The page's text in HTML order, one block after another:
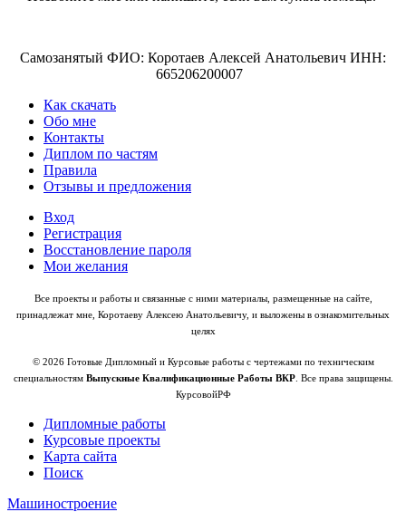
Самозанятый ФИО: Коротаев Алексей Анатольевич ИНН:
665206200007
Как скачать
Обо мне
Контакты
Диплом по частям
Правила
Отзывы и предложения
Вход
Регистрация
Восстановление пароля
Мои желания
Все проекты и работы и связанные с ними материалы, размещенные на сайте,
принадлежат мне, Коротаеву Алексею Анатольевичу, и выложены в ознакомительных
целях
© 2026 Готовые Дипломный и Курсовые работы с чертежами по техническим
специальностям Выпускные Квалификационные Работы ВКР. Все права защищены.
КурсовойРФ
Дипломные работы
Курсовые проекты
Карта сайта
Поиск
Машиностроение